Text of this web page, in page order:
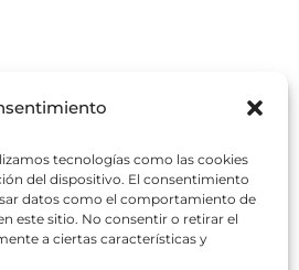
tecnologías como las cookies
del dispositivo. El consentimiento
datos como el comportamiento de
este sitio. No consentir o retirar el
a ciertas características y
y Resiliencia, para
Transición Ecológica y el